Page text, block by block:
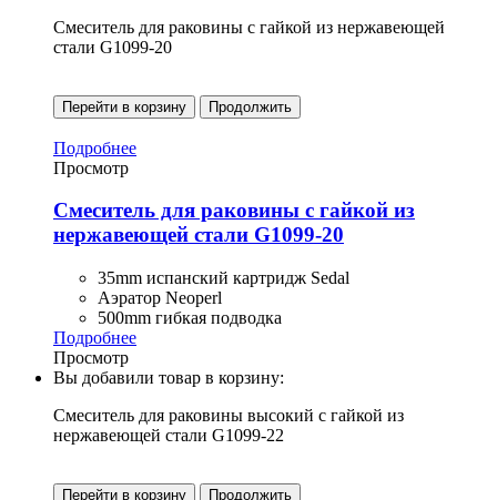
Смеситель для раковины с гайкой из нержавеющей
стали G1099-20
Перейти в корзину Продолжить
Подробнее
Просмотр
Смеситель для раковины с гайкой из
нержавеющей стали G1099-20
35mm испанский картридж Sedal
Аэратор Neoperl
500mm гибкая подводка
Подробнее
Просмотр
Вы добавили товар в корзину:
Смеситель для раковины высокий с гайкой из
нержавеющей стали G1099-22
Перейти в корзину Продолжить